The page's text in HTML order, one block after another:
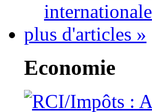
internationale
plus d'articles »
Economie